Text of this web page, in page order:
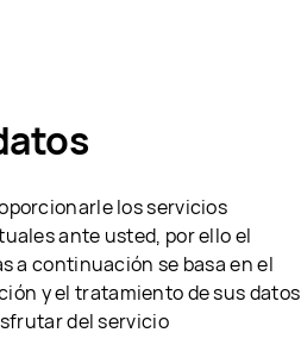
los servicios
ante usted, por ello el
a continuación se basa en el
y el tratamiento de sus datos
del servicio